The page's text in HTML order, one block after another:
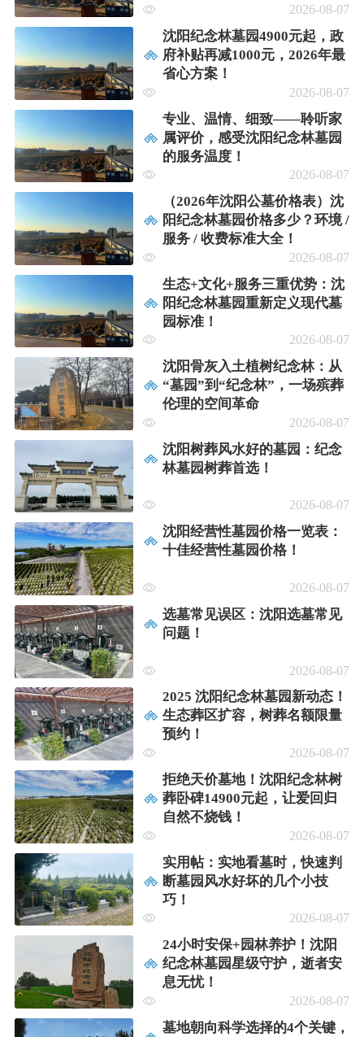
2026-08-07
沈阳纪念林墓园4900元起，政
府补贴再减1000元，2026年最
省心方案！
2026-08-07
专业、温情、细致——聆听家
属评价，感受沈阳纪念林墓园
的服务温度！
2026-08-07
（2026年沈阳公墓价格表）沈
阳纪念林墓园价格多少？环境 /
服务 / 收费标准大全！
2026-08-07
生态+文化+服务三重优势：沈
阳纪念林墓园重新定义现代墓
园标准！
2026-08-07
沈阳骨灰入土植树纪念林：从
“墓园”到“纪念林”，一场殡葬
伦理的空间革命
2026-08-07
沈阳树葬风水好的墓园：纪念
林墓园树葬首选！
2026-08-07
沈阳经营性墓园价格一览表：
十佳经营性墓园价格！
2026-08-07
选墓常见误区：沈阳选墓常见
问题！
2026-08-07
2025 沈阳纪念林墓园新动态！
生态葬区扩容，树葬名额限量
预约！
2026-08-07
拒绝天价墓地！沈阳纪念林树
葬卧碑14900元起，让爱回归
自然不烧钱！
2026-08-07
实用帖：实地看墓时，快速判
断墓园风水好坏的几个小技
巧！
2026-08-07
24小时安保+园林养护！沈阳
纪念林墓园星级守护，逝者安
息无忧！
2026-08-07
墓地朝向科学选择的4个关键，